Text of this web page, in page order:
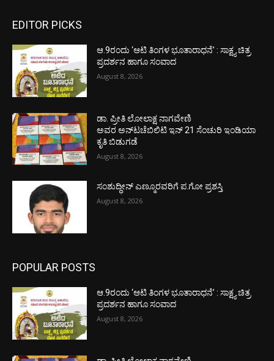
EDITOR PICKS
ಆ.9ರಂದು ‘ಆಟಿ ತಿಂಗಳ ಭೂತಾರಾಧನೆ’ : ಸಾಕ್ಷ್ಯ ಚಿತ್ರ
ಪ್ರದರ್ಶನ ಹಾಗೂ ಸಂವಾದ
August 8, 2026
ಡಾ. ಪ್ರೀತಿ ಲೋಲಾಕ್ಷ ನಾಗವೇಣಿ
ಅವರ ಅನ್‌ಟಚೆಬಿಲಿಟಿ ಇನ್ 21 ಸೆಂಚುರಿ ಇಂಡಿಯಾ
ಕೃತಿ ಬಿಡುಗಡೆ
August 8, 2026
ಸಂಶುದ್ಧೀನ್ ಎಣ್ಮೂರವರಿಗೆ ಪ.ಗೋ ಪ್ರಶಸ್ತಿ
August 8, 2026
POPULAR POSTS
ಆ.9ರಂದು ‘ಆಟಿ ತಿಂಗಳ ಭೂತಾರಾಧನೆ’ : ಸಾಕ್ಷ್ಯ ಚಿತ್ರ
ಪ್ರದರ್ಶನ ಹಾಗೂ ಸಂವಾದ
August 8, 2026